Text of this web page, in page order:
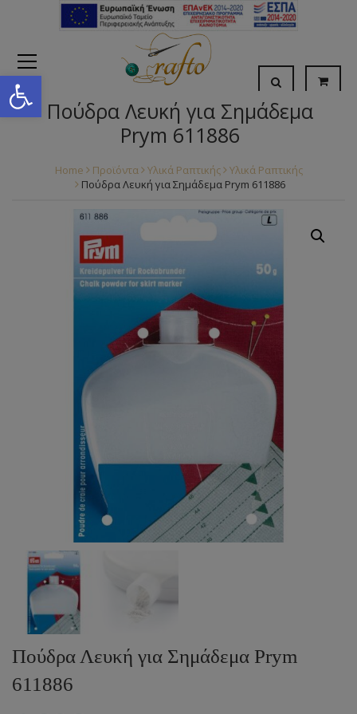
Open toolbar
Πούδρα Λευκή για Σημάδεμα
Prym 611886
Home Προϊόντα Υλικά Ραπτικής
Υλικά Ραπτικής
Πούδρα Λευκή για Σημάδεμα Prym 611886
Πούδρα Λευκή για Σημάδεμα Prym
611886